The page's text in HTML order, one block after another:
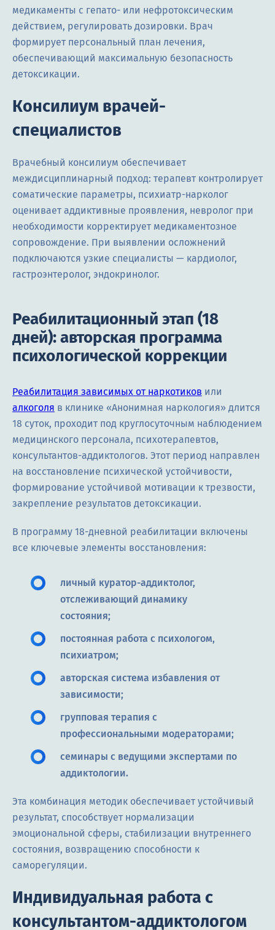
медикаменты с гепато- или нефротоксическим
действием, регулировать дозировки. Врач
формирует персональный план лечения,
обеспечивающий максимальную безопасность
детоксикации.
Консилиум врачей-
специалистов
Врачебный консилиум обеспечивает
междисциплинарный подход: терапевт контролирует
соматические параметры, психиатр-нарколог
оценивает аддиктивные проявления, невролог при
необходимости корректирует медикаментозное
сопровождение. При выявлении осложнений
подключаются узкие специалисты — кардиолог,
гастроэнтеролог, эндокринолог.
Реабилитационный этап (18
дней): авторская программа
психологической коррекции
Реабилитация зависимых от наркотиков или
алкоголя в клинике «Анонимная наркология» длится
18 суток, проходит под круглосуточным наблюдением
медицинского персонала, психотерапевтов,
консультантов-аддиктологов. Этот период направлен
на восстановление психической устойчивости,
формирование устойчивой мотивации к трезвости,
закрепление результатов детоксикации.
В программу 18-дневной реабилитации включены
все ключевые элементы восстановления:
личный куратор-аддиктолог,
отслеживающий динамику
состояния;
постоянная работа с психологом,
психиатром;
авторская система избавления от
зависимости;
групповая терапия с
профессиональными модераторами;
семинары с ведущими экспертами по
аддиктологии.
Эта комбинация методик обеспечивает устойчивый
результат, способствует нормализации
эмоциональной сферы, стабилизации внутреннего
состояния, возвращению способности к
саморегуляции.
Индивидуальная работа с
консультантом-аддиктологом